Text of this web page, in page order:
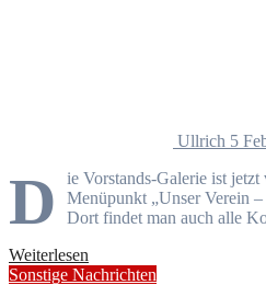
Ullrich 5
D
ie Vorstands-Galerie ist
Menüpunkt „Unser Verein
Dort findet man auch alle
Weiterlesen
Sonstige Nachrichten